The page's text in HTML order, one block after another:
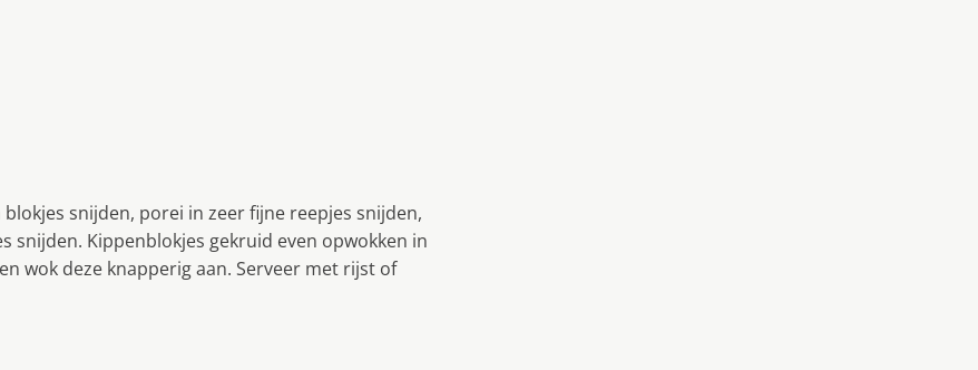
snijden, porei in zeer fijne reepjes snijden,
snijden. Kippenblokjes gekruid even opwokken in
wok deze knapperig aan. Serveer met rijst of